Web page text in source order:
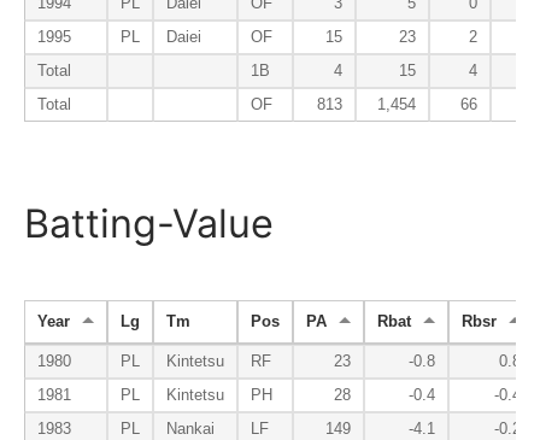
1994
PL Daiei OF 3 5 0
1995
PL Daiei OF 15 23 2
Total
1B 4 15 4
Total
OF 813 1,454 66
Batting-Value
Year Lg Tm Pos PA Rbat Rbsr
1980 PL Kintetsu RF 23 -0.8
0.8
1981
PL Kintetsu PH 28 -0.4
-0.4
1983
PL Nankai LF 149 -4.1
-0.2